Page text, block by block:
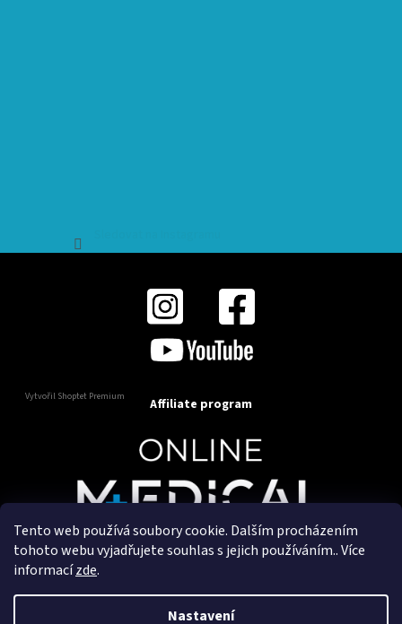
Tento web používá soubory cookie. Dalším procházením
tohoto webu vyjadřujete souhlas s jejich používáním.. Více
informacízde.
Nastavení
Vytvořil Shoptet Premium Affiliate program
Copyright 2025OnlineMedical.cz. Všechna práva
Vytvořil a marketingově zajišťuje